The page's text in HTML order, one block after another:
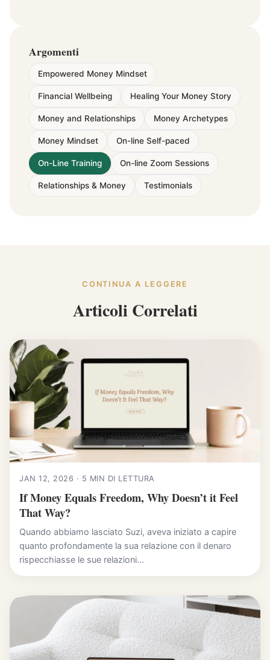
Argomenti
Empowered Money Mindset
Financial Wellbeing Healing Your Money Story
Money and Relationships Money Archetypes
Money Mindset On-line Self-paced
On-Line Training On-line Zoom Sessions
Relationships & Money Testimonials
CONTINUA A LEGGERE
Articoli Correlati
JAN 12, 2026 · 5 MIN DI LETTURA
If Money Equals Freedom, Why Doesn’t it Feel
That Way?
Quando abbiamo lasciato Suzi, aveva iniziato a capire
quanto profondamente la sua relazione con il denaro
rispecchiasse le sue relazioni...